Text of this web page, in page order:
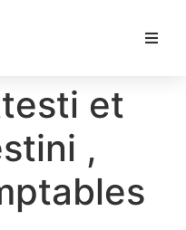
Mon Quotidien
et
,